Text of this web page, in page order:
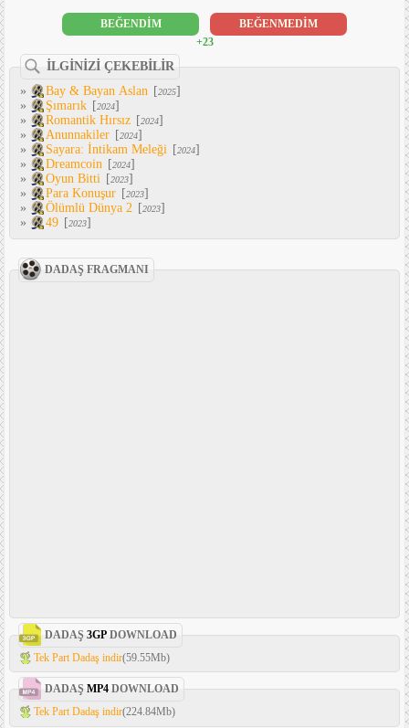
BEĞENDİM
BEĞENMEDİM
+23
İLGİNİZİ ÇEKEBİLİR
»
Bay & Bayan Aslan [2025]
»
Şımarık [2024]
»
Romantik Hırsız [2024]
»
Anunnakiler [2024]
»
Sayara: İntikam Meleği [2024]
»
Dreamcoin [2024]
»
Oyun Bitti [2023]
»
Para Konuşur [2023]
»
Ölümlü Dünya 2 [2023]
»
49 [2023]
DADAŞ FRAGMANI
DADAŞ 3GP DOWNLOAD
Tek Part Dadaş indir(59.55Mb)
DADAŞ MP4 DOWNLOAD
Tek Part Dadaş indir(224.84Mb)